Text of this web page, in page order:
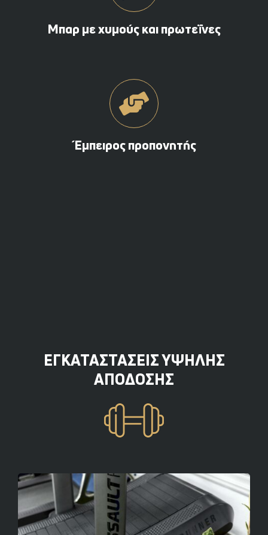
Μπαρ με χυμούς και πρωτεΐνες
Έμπειρος προπονητής
ΕΓΚΑΤΑΣΤΆΣΕΙΣ ΥΨΗΛΉΣ
ΑΠΌΔΟΣΗΣ